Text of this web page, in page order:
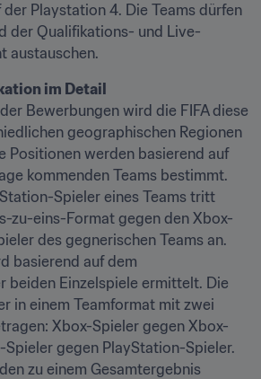
Playstation 4. Die Teams dürfen
der Qualifikations- und Live-
austauschen.
im Detail
Bewerbungen wird die FIFA diese
geographischen Regionen
Positionen werden basierend auf
kommenden Teams bestimmt.
Spieler eines Teams tritt
zu-eins-Format gegen den Xbox-
des gegnerischen Teams an.
basierend auf dem
beiden Einzelspiele ermittelt. Die
in einem Teamformat mit zwei
Xbox-Spieler gegen Xbox-
gegen PlayStation-Spieler.
zu einem Gesamtergebnis